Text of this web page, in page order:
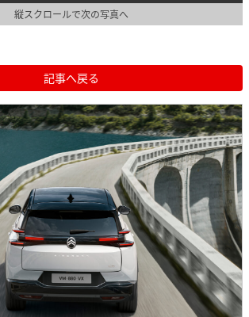
縦スクロールで次の写真へ
記事へ戻る